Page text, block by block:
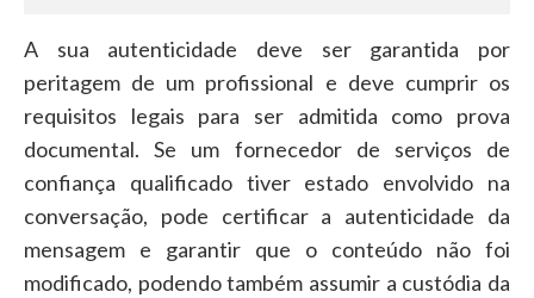
A sua autenticidade deve ser garantida por
peritagem de um profissional e deve cumprir os
requisitos legais para ser admitida como prova
documental. Se um fornecedor de serviços de
confiança qualificado tiver estado envolvido na
conversação, pode certificar a autenticidade da
mensagem e garantir que o conteúdo não foi
modificado, podendo também assumir a custódia da